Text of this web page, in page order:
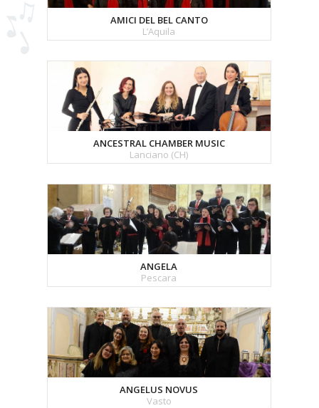
AMICI DEL BEL CANTO
L’Aquila
ANCESTRAL CHAMBER MUSIC
Lanciano (CH)
ANGELA
Pescara
ANGELUS NOVUS
Vasto